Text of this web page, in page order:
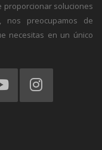
proporcionar soluciones
nos preocupamos de
necesitas en un único